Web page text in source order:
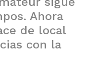
Ahora
de local
con la